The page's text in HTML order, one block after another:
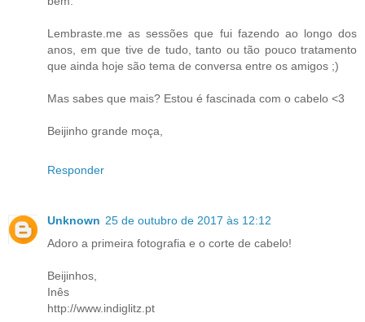
Lembraste.me as sessões que fui fazendo ao longo dos
anos, em que tive de tudo, tanto ou tão pouco tratamento
que ainda hoje são tema de conversa entre os amigos ;)
Mas sabes que mais? Estou é fascinada com o cabelo <3
Beijinho grande moça,
Responder
Unknown 25 de outubro de 2017 às 12:12
Adoro a primeira fotografia e o corte de cabelo!
Beijinhos,
Inês
http://www.indiglitz.pt